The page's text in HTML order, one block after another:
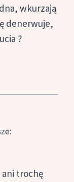
wkurzają
denerwuje,
?
trochę